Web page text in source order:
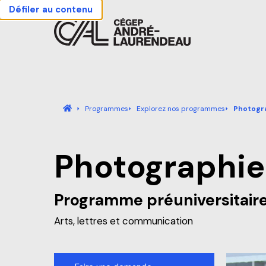
Défiler au contenu
Cégep André-Laurendeau - Retour à l'accueil
Actualités Nous
Accueil
AccueilProgrammes Explorez nos programmes
Programme
Arts, lettres et communication